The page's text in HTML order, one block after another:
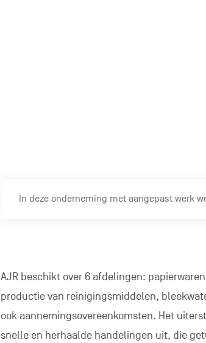
In deze onderneming met aangepast werk
AJR beschikt over 6 afdelingen:
productie van reinigingsmiddelen,
ook aannemingsovereenkomsten. Het
snelle en herhaalde handelingen uit, die